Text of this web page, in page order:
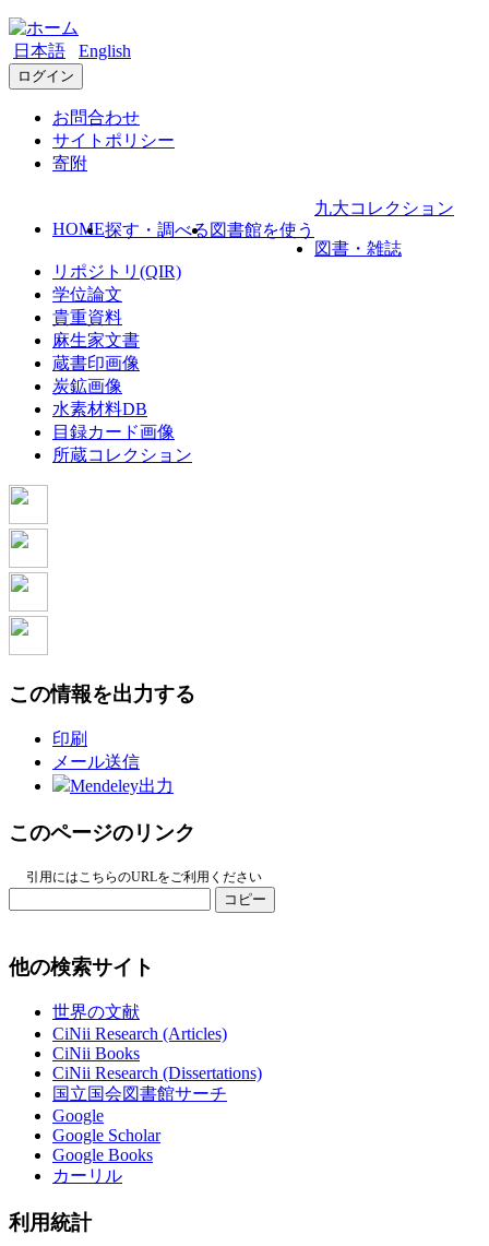
日本語 English
ログイン
お問合わせ
サイトポリシー
寄附
HOME探す・調べる 図書館を使う
九大コレクション
図書・雑誌
リポジトリ(QIR)
学位論文
貴重資料
麻生家文書
蔵書印画像
炭鉱画像
水素材料DB
目録カード画像
所蔵コレクション
この情報を出力する
印刷
メール送信
Mendeley出力
このページのリンク
引用にはこちらのURLをご利用ください
コピー
他の検索サイト
世界の文献
CiNii Research (Articles)
CiNii Books
CiNii Research (Dissertations)
国立国会図書館サーチ
Google
Google Scholar
Google Books
カーリル
利用統計